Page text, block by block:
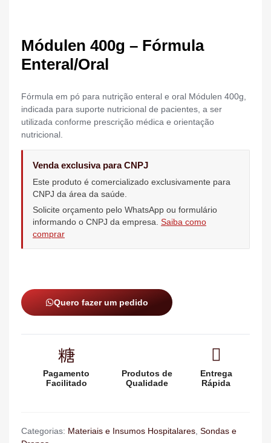
Módulen 400g – Fórmula
Enteral/Oral
Fórmula em pó para nutrição enteral e oral Módulen 400g,
indicada para suporte nutricional de pacientes, a ser
utilizada conforme prescrição médica e orientação
nutricional.
Venda exclusiva para CNPJ
Este produto é comercializado exclusivamente para
CNPJ da área da saúde.
Solicite orçamento pelo WhatsApp ou formulário
informando o CNPJ da empresa. Saiba como
comprar
Quero fazer um pedido
Pagamento
Facilitado
Produtos de
Qualidade
Entrega
Rápida
Categorias: Materiais e Insumos Hospitalares, Sondas e